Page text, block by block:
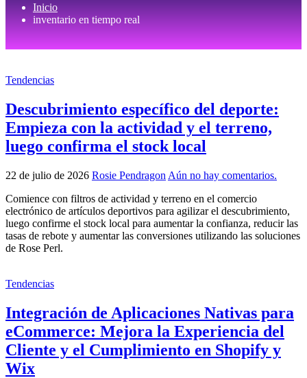
Inicio
inventario en tiempo real
Tendencias
Descubrimiento específico del deporte:
Empieza con la actividad y el terreno,
luego confirma el stock local
22 de julio de 2026 Rosie Pendragon Aún no hay comentarios.
Comience con filtros de actividad y terreno en el comercio
electrónico de artículos deportivos para agilizar el descubrimiento,
luego confirme el stock local para aumentar la confianza, reducir las
tasas de rebote y aumentar las conversiones utilizando las soluciones
de Rose Perl.
Tendencias
Integración de Aplicaciones Nativas para
eCommerce: Mejora la Experiencia del
Cliente y el Cumplimiento en Shopify y
Wix